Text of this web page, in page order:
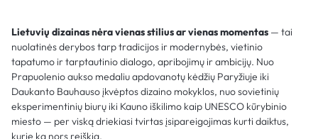
Lietuvių dizainas nėra vienas stilius ar vienas momentas — tai
nuolatinės derybos tarp tradicijos ir modernybės, vietinio
tapatumo ir tarptautinio dialogo, apribojimų ir ambicijų. Nuo
Prapuolenio aukso medaliu apdovanotų kėdžių Paryžiuje iki
Daukanto Bauhauso įkvėptos dizaino mokyklos, nuo sovietinių
eksperimentinių biurų iki Kauno iškilimo kaip UNESCO kūrybinio
miesto — per viską driekiasi tvirtas įsipareigojimas kurti daiktus,
kurie ką nors reiškia.